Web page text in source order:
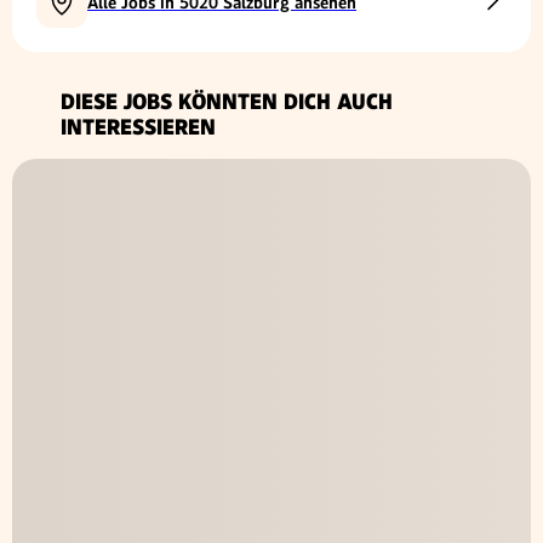
DIESE JOBS KÖNNTEN DICH AUCH
INTERESSIEREN